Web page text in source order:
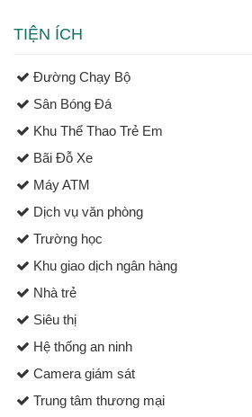
TIỆN ÍCH
Đường Chạy Bộ
Sân Bóng Đá
Khu Thể Thao Trẻ Em
Bãi Đỗ Xe
Máy ATM
Dịch vụ văn phòng
Trường học
Khu giao dịch ngân hàng
Nhà trẻ
Siêu thị
Hệ thống an ninh
Camera giám sát
Trung tâm thương mại